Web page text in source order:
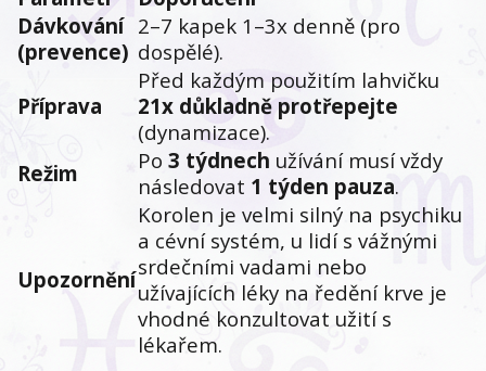
Dávkování
(prevence)
2–7 kapek 1–3x denně (pro
dospělé).
Příprava
Před každým použitím lahvičku
21x důkladně protřepejte
(dynamizace).
Režim
Po 3 týdnech užívání musí vždy
následovat 1 týden pauza.
Upozornění
Korolen je velmi silný na psychiku
a cévní systém, u lidí s vážnými
srdečními vadami nebo
užívajících léky na ředění krve je
vhodné konzultovat užití s
lékařem.